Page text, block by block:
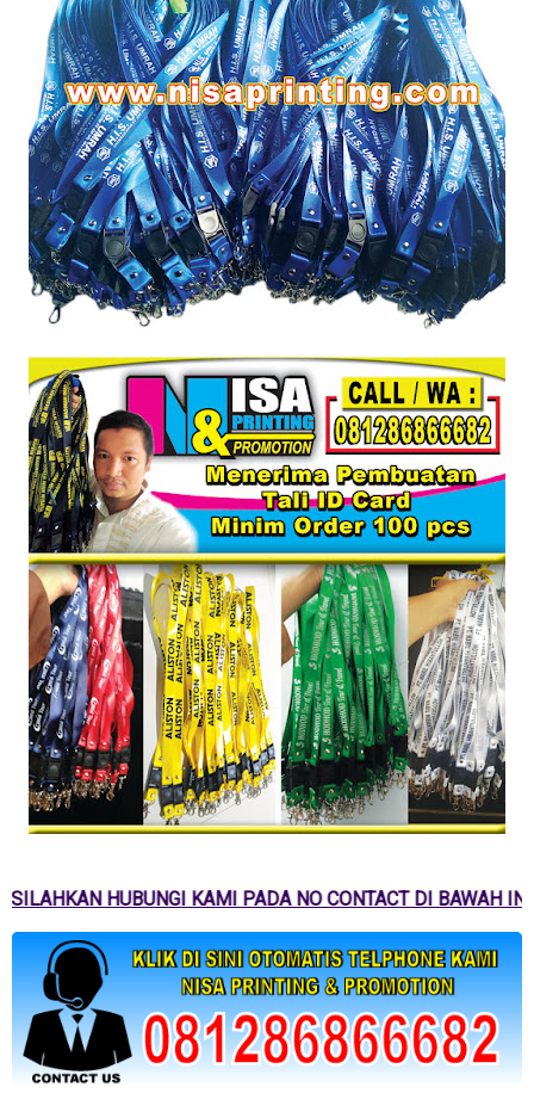
SILAHKAN HUBUNGI KAMI PADA NO CONTACT DI BAWAH INI